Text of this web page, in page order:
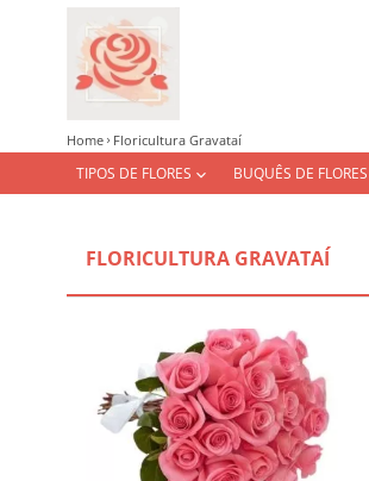
TIPOS DE FLORES BUQUÊS DE FLORES
Home Floricultura Gravataí
FLORICULTURA GRAVATAÍ